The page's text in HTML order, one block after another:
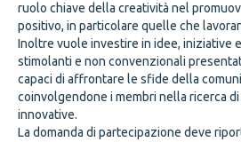
ruolo chiave della creatività nel
positivo, in particolare quelle che
Inoltre vuole investire in idee, iniziative
stimolanti e non convenzionali
capaci di affrontare le sfide della
coinvolgendone i membri nella ricerca
innovative.
La domanda di partecipazione deve